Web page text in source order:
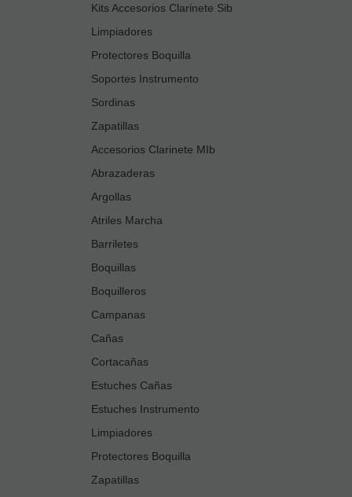
Kits Accesorios Clarinete Sib
Limpiadores
Protectores Boquilla
Soportes Instrumento
Sordinas
Zapatillas
Accesorios Clarinete MIb
Abrazaderas
Argollas
Atriles Marcha
Barriletes
Boquillas
Boquilleros
Campanas
Cañas
Cortacañas
Estuches Cañas
Estuches Instrumento
Limpiadores
Protectores Boquilla
Zapatillas